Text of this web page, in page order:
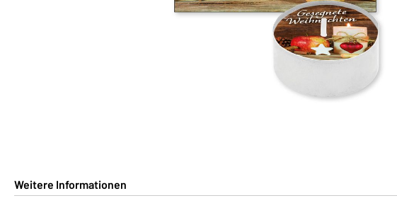
Weitere Informationen